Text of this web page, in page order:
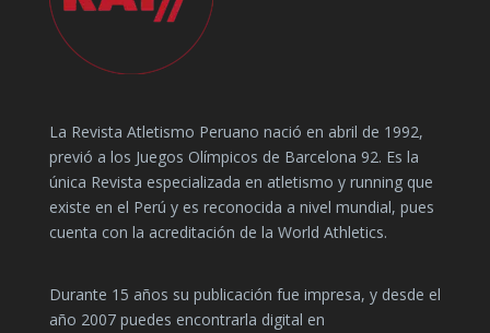
La Revista Atletismo Peruano nació en abril de 1992,
previó a los Juegos Olímpicos de Barcelona 92. Es la
única Revista especializada en atletismo y running que
existe en el Perú y es reconocida a nivel mundial, pues
cuenta con la acreditación de la World Athletics.
Durante 15 años su publicación fue impresa, y desde el
año 2007 puedes encontrarla digital en